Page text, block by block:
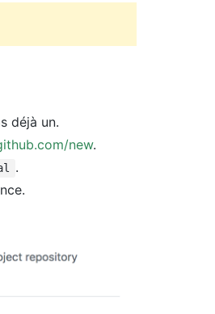
déjà un.
new.
.